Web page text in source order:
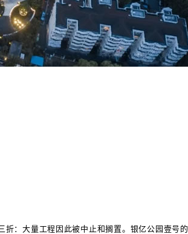
：大量工程因此被中止和搁置。 银亿公园壹号